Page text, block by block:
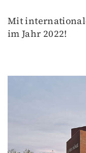
Mit
im Jahr 2022!